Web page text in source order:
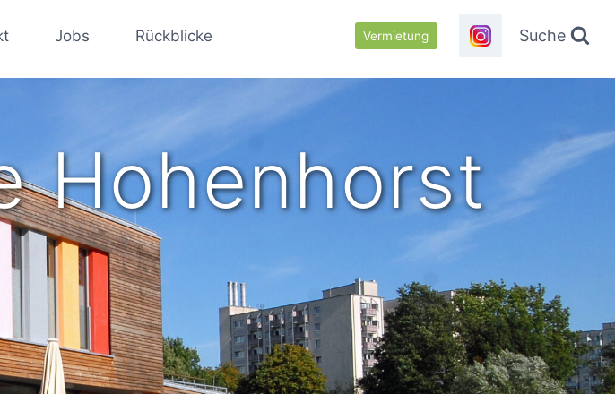
Jobs Rückblicke Vermietung Suche
Hohenhorst